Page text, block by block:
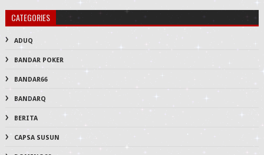
CATEGORIES
ADUQ
BANDAR POKER
BANDAR66
BANDARQ
BERITA
CAPSA SUSUN